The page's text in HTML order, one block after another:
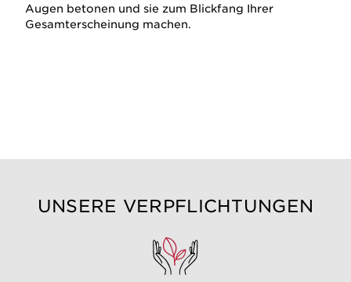
Augen betonen und sie zum Blickfang Ihrer
Gesamterscheinung machen.
UNSERE VERPFLICHTUNGEN